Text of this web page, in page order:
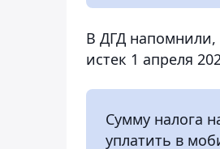
В ДГД напомнили,
истек 1 апреля
Сумму налога
уплатить в